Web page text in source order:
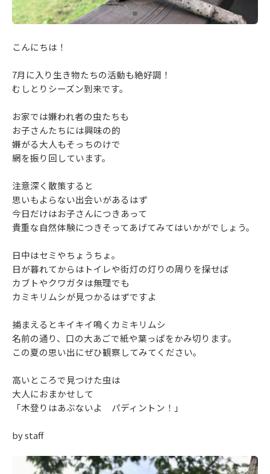
こんにちは！
7月に入り生き物たちの活動も絶好調！
むしとりシーズン到来です。
お家では嫌われ者の虫たちも
お子さんたちには興味の的
嫌がる大人もそっちのけで
網を振り回しています。
注意深く散策すると
思いもよらない出会いがあるはず
今日だけはお子さんにつきあって
貴重な自然体験につきそってあげてみてはいかがでしょう。
日中はセミやちょうちょ。
日が暮れてからはトイレや街灯の灯りの周りを探せば
カブトやクワガタは無理でも
カミキリムシが見つかるはずですよ
捕まえるとキイキイ鳴くカミキリムシ
名前の通り、口の大あごで紙や葉っぱをかみ切ります。
この夏の思い出にぜひ観察してみてください。
高いところで見つけた虫は
大人におまかせして
「木登りはあぶないよ パディントン！」
by staff